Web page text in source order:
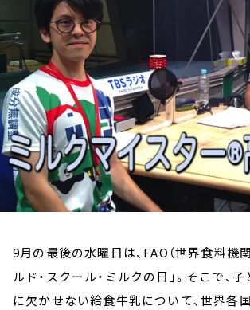
YouTube
会社情報
9月の最後の水曜日は、FAO（世界食料機
ルド・スクール・ミルクの日」。そこで、
に欠かせない給食牛乳について、世界各